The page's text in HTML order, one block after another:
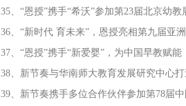
35、“恩授”携手“希沃”参加第23届北京幼教
36、“新时代 育未来”，恩授亮相第九届亚
37、“恩授”携手“新爱婴”，为中国早教赋能
38、新节奏与华南师大教育发展研究中心
39、新节奏携手多位合作伙伴参加第78届